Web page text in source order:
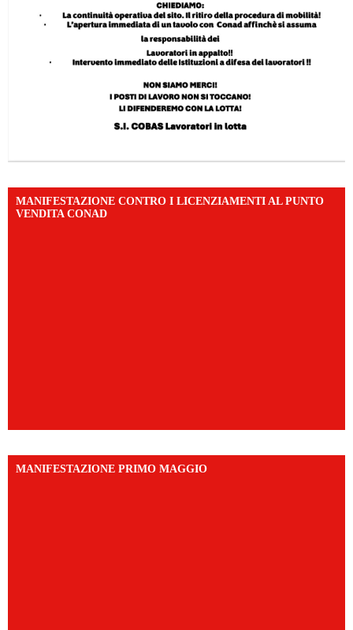
MANIFESTAZIONE CONTRO I LICENZIAMENTI AL PUNTO
VENDITA CONAD
MANIFESTAZIONE PRIMO MAGGIO